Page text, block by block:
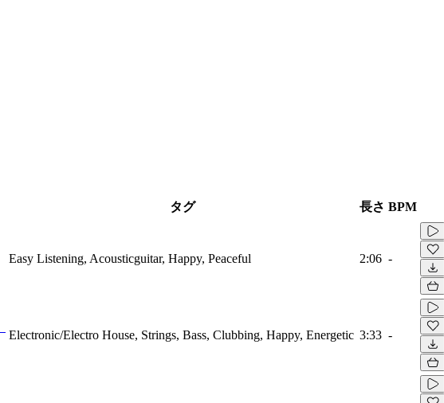
タグ 長さ BPM
Easy Listening, Acousticguitar, Happy, Peaceful 2:06 -
Electronic/Electro House, Strings, Bass, Clubbing, Happy, Energetic 3:33 -